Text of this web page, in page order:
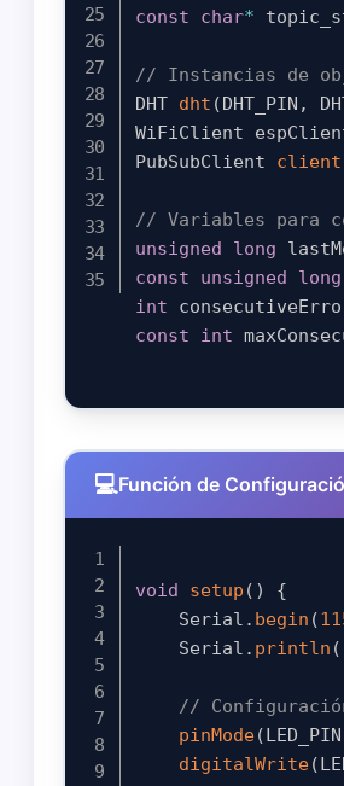
const
char*
// Instancias de
DHT dht (DHT_PIN ,
WiFiClient
PubSubClient client
// Variables para
unsigned
long
const
unsigned long
int
const
int
Función de
void setup ( )
{
    Serial
. begin (
    Serial
. println (
//
pinMode(LED_PIN
digitalWrite(